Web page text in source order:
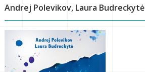
Andrej Polevikov, Laura Budreckytė